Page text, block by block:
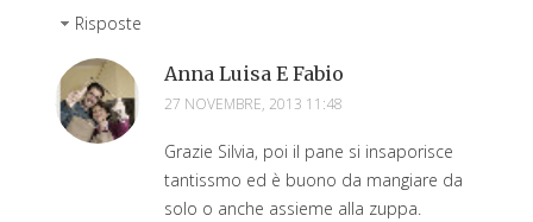
Risposte
Anna Luisa E Fabio
27 NOVEMBRE, 2013 11:48
Grazie Silvia, poi il pane si insaporisce
tantissmo ed è buono da mangiare da
solo o anche assieme alla zuppa.